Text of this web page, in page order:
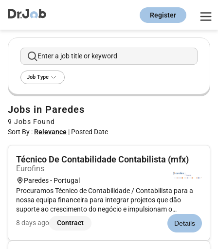
Register
Enter a job title or keyword
Job Type
Jobs in Paredes
9 Jobs Found
Sort By : Relevance | Posted Date
Técnico De Contabilidade Contabilista (mfx)
Eurofins
Paredes - Portugal
Procuramos Técnico de Contabilidade / Contabilista para a
nossa equipa financeira para integrar projetos que dão
suporte ao crescimento do negócio e impulsionam o
desempenho da organização.Se procuras um ambiente
dinâmico tens espírito curioso és pró-ativo e tens vontade de
8 days ago Contract Details